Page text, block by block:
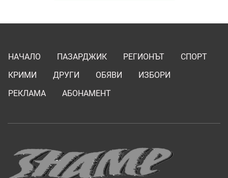
НАЧАЛО ПАЗАРДЖИК РЕГИОНЪТ
СПОРТ
КРИМИ
ДРУГИ ОБЯВИ
ИЗБОРИ
РЕКЛАМА
АБОНАМЕНТ